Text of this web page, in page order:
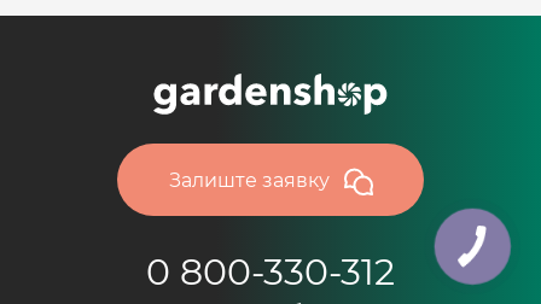
Залиште заявку
0 800-330-312